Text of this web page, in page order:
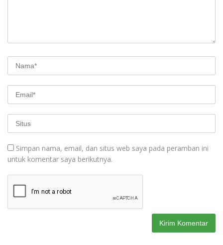
Simpan nama, email, dan situs web saya pada peramban ini
untuk komentar saya berikutnya.